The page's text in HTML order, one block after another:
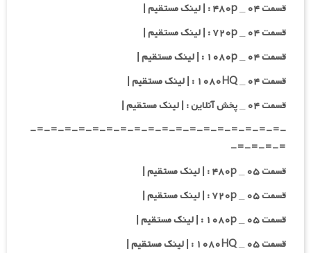
قسمت ۰۴ _ ۴۸۰p : | لینک مستقیم |
قسمت ۰۴ _ ۷۲۰p : | لینک مستقیم |
قسمت ۰۴ _ ۱۰۸۰p : | لینک مستقیم |
قسمت ۰۴ _ ۱۰۸۰HQ : | لینک مستقیم |
قسمت ۰۴ _ پخش آنلاین : | لینک مستقیم |
-=-=-=-=-=-=-=-=-=-=-=-=-=-=-=-=-=-=-
=-=-=-=-
قسمت ۰۵ _ ۴۸۰p : | لینک مستقیم |
قسمت ۰۵ _ ۷۲۰p : | لینک مستقیم |
قسمت ۰۵ _ ۱۰۸۰p : | لینک مستقیم |
قسمت ۰۵ _ ۱۰۸۰HQ : | لینک مستقیم |